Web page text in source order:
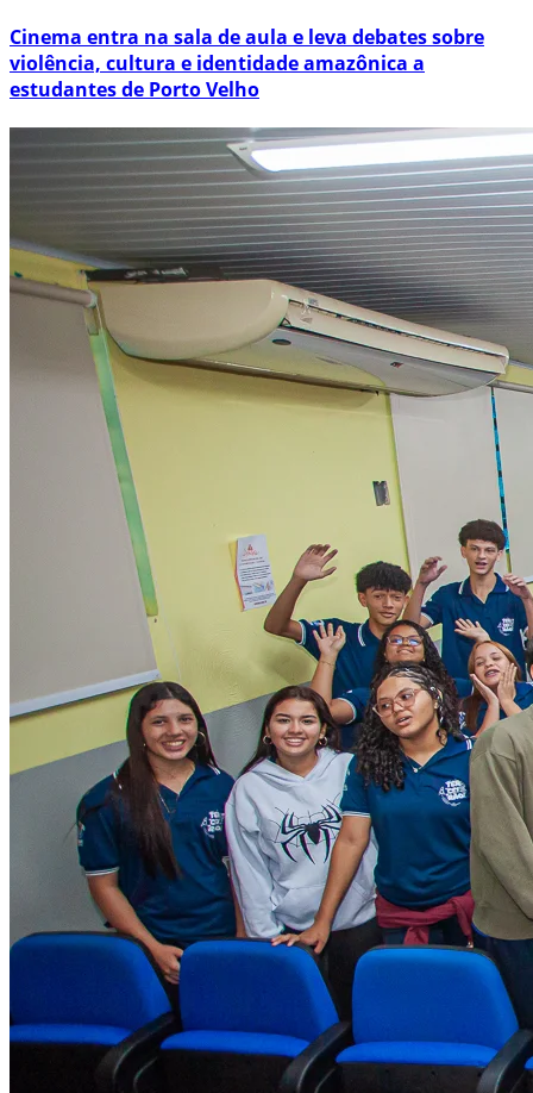
Cinema entra na sala de aula e leva debates sobre
violência, cultura e identidade amazônica a
estudantes de Porto Velho